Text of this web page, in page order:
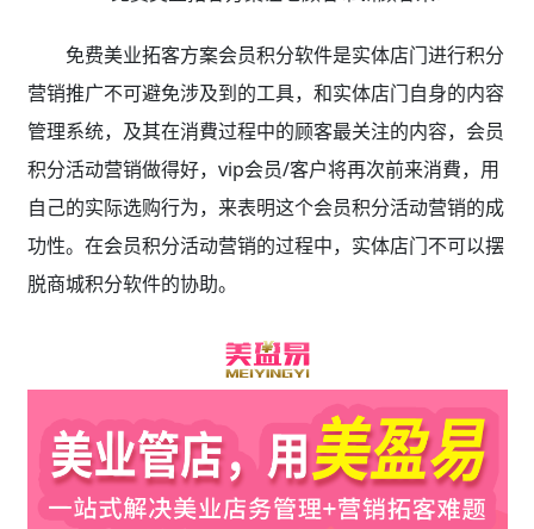
免费美业拓客方案会员积分软件是实体店门进行积分
营销推广不可避免涉及到的工具，和实体店门自身的内容
管理系统，及其在消費过程中的顾客最关注的内容，会员
积分活动营销做得好，vip会员/客户将再次前来消費，用
自己的实际选购行为，来表明这个会员积分活动营销的成
功性。在会员积分活动营销的过程中，实体店门不可以摆
脱商城积分软件的协助。